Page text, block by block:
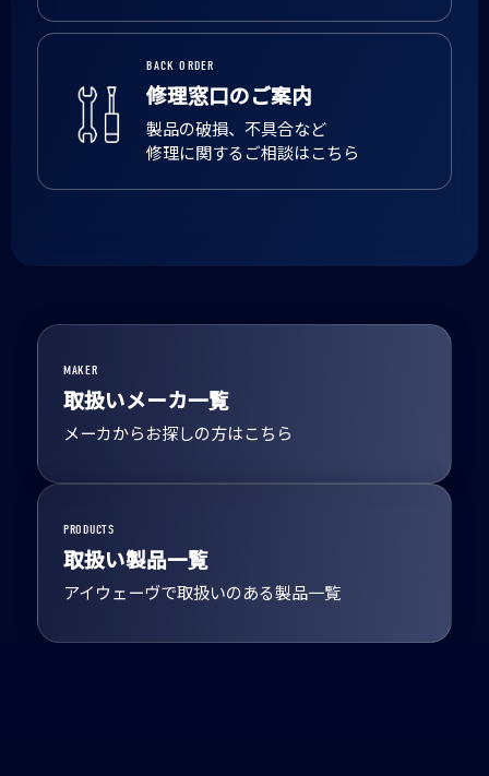
BACK ORDER
修理窓口のご案内
製品の破損、不具合など
修理に関するご相談はこちら
MAKER
取扱いメーカ一覧
メーカからお探しの方はこちら
PRODUCTS
取扱い製品一覧
アイウェーヴで取扱いのある製品一覧